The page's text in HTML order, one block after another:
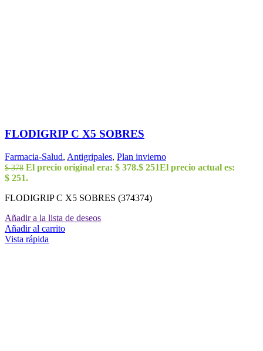
FLODIGRIP C X5 SOBRES
Farmacia-Salud, Antigripales, Plan invierno
$378 El precio original era: $ 378.$ 251El precio actual es:
$ 251.
FLODIGRIP C X5 SOBRES (374374)
Añadir a la lista de deseos
Añadir al carrito
Vista rápida